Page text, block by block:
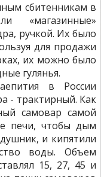
сбитенникам в
«магазинные»
ручкой. Их было
для продажи
их можно было
гулянья.
в России
- трактирный. Как
самовар самой
печи, чтобы дым
и кипятили
воды. Объем
15, 27, 45 и